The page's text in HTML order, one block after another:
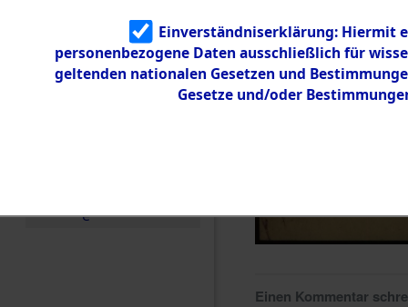
Identifizierun
5.3.3
Todesmärsch
e
Einen Kommentar
Einverständniserklärung: Hiermit
personenbezogene Daten ausschließlich für
geltenden nationalen Gesetzen und
Gesetze und/oder